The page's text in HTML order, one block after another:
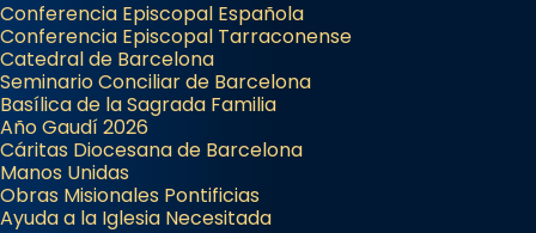
Conferencia Episcopal Española
Conferencia Episcopal Tarraconense
Catedral de Barcelona
Seminario Conciliar de Barcelona
Basílica de la Sagrada Familia
Año Gaudí 2026
Cáritas Diocesana de Barcelona
Manos Unidas
Obras Misionales Pontificias
Ayuda a la Iglesia Necesitada